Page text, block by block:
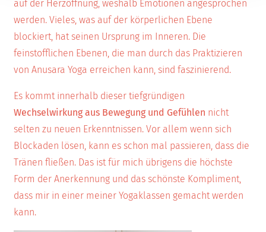
auf der Herzöffnung, weshalb Emotionen angesprochen
werden. Vieles, was auf der körperlichen Ebene
blockiert, hat seinen Ursprung im Inneren. Die
feinstofflichen Ebenen, die man durch das Praktizieren
von Anusara Yoga erreichen kann, sind faszinierend.
Es kommt innerhalb dieser tiefgründigen
Wechselwirkung aus Bewegung und Gefühlen nicht
selten zu neuen Erkenntnissen. Vor allem wenn sich
Blockaden lösen, kann es schon mal passieren, dass die
Tränen fließen. Das ist für mich übrigens die höchste
Form der Anerkennung und das schönste Kompliment,
dass mir in einer meiner Yogaklassen gemacht werden
kann.